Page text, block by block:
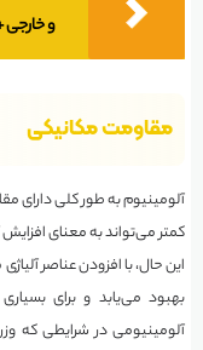
و خارجی
مقاومت مکانیکی
آلومینیوم به طور کلی
کمتر می‌تواند به معنای
این حال، با افزودن عناصر
بهبود می‌یابد و برای
آلومینیومی در شرایطی که